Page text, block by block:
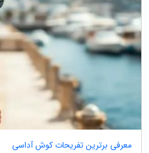
معرفی برترین تفریحات کوش آداسی